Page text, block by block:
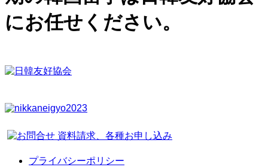
にお任せください。
プライバシーポリシー